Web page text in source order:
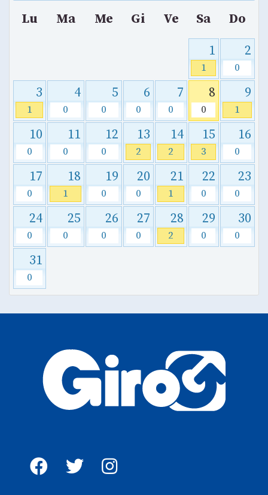
Lu Ma Me Gi Ve Sa
Do
1
1
2
0
3
1
4
0
5
0
6
0
7
0
8
0
9
1
10
0
11
0
12
0
13
2
14
2
15
3
16
0
17
0
18
1
19
0
20
0
21
1
22
0
23
0
24
0
25
0
26
0
27
0
28
2
29
0
30
0
31
0